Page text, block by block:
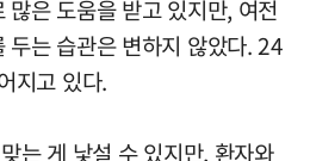
많은 도움을 받고 있지만, 여전
두는 습관은 변하지 않았다. 24
지고 있다.
는 게 낯설 수 있지만, 환자와